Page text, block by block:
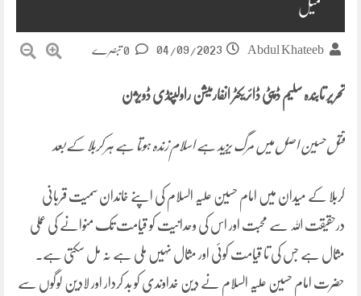
تکمیل
Abdul Khateeb
04/09/2023
تحریر تابندہ سلیم ڈپٹی ڈائریکٹر انفارمیشن راولپنڈی ڈویژن
قتل حسین اصل میں مرگ یزید ہے اسلام زندہ ہوتا ہے ہر کربلا کے بعد
کربلا کے میدان میں امام حسین علیہ السلام کی اپنے خاندان سمیت قربانی
درحقیقت اللہ سے محبت اور اس کی وحدانیت کو قیامت تک منوانے کی عملی
مثال ہے جس کی تا قیامت کوئی اور مثال نہیں ملی ہے نہ مل سکتی ہے۔
حضرت امام حسین علیہ السلام نے دین خداوندی کو بد کردار اور لادین لوگوں سے